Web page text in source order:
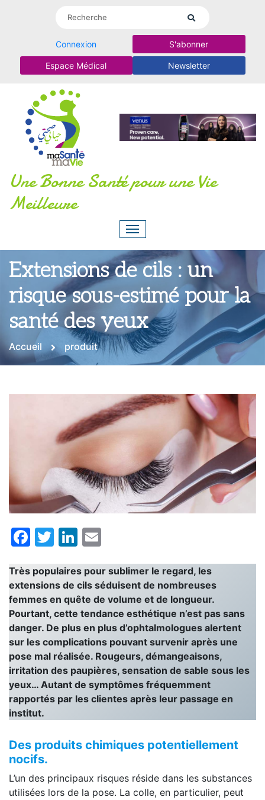
Connexion S'abonner
Espace Médical Newsletter
Une Bonne Santé pour une Vie
Meilleure
Extensions de cils : un
risque sous-estimé pour la
santé des yeux
Accueil produit
Facebook
TwitterLinkedIn
Très populaires pour sublimer le regard, les
extensions de cils séduisent de nombreuses
femmes en quête de volume et de longueur.
Pourtant, cette tendance esthétique n’est pas sans
danger. De plus en plus d’ophtalmologues alertent
sur les complications pouvant survenir après une
pose mal réalisée. Rougeurs, démangeaisons,
irritation des paupières, sensation de sable sous les
yeux… Autant de symptômes fréquemment
rapportés par les clientes après leur passage en
institut.
Des produits chimiques potentiellement
nocifs.
L’un des principaux risques réside dans les substances
utilisées lors de la pose. La colle, en particulier, peut